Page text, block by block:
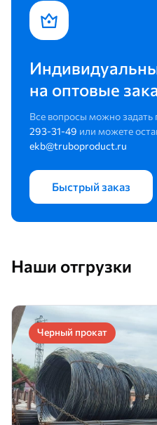
на оптовые
Все вопросы можно задать
293-31-49 или можете
ekb@truboproduct.ru
Быстрый заказ
Наши отгрузки
Черный прокат